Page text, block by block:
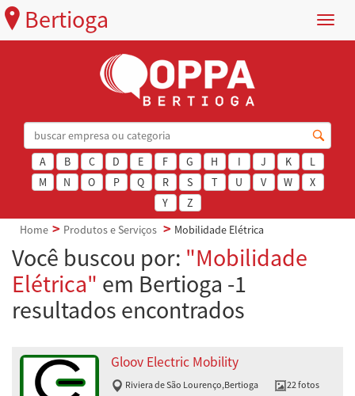
Menu
Bertioga
A B C D E F G H I J K
L
M
N O P Q R S T U V W
X
Y
Z
Home
Produtos e Serviços Mobilidade Elétrica
Você buscou por: "Mobilidade
Elétrica" em Bertioga -1
resultados encontrados
Gloov Electric Mobility
Riviera de São Lourenço,Bertioga
22 fotos